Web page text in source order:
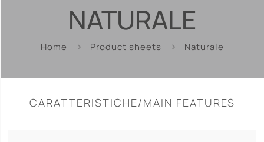
NATURALE
Home Product sheets Naturale
CARATTERISTICHE/MAIN FEATURES